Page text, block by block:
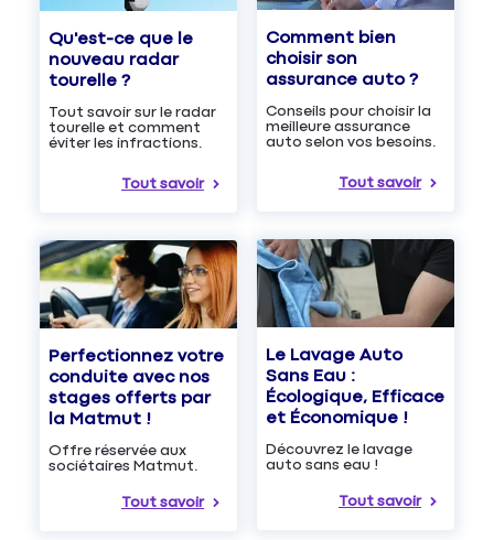
Qu'est-ce que le
nouveau radar
tourelle ?
Tout savoir sur le radar
tourelle et comment
éviter les infractions.
Tout savoir
Comment bien
choisir son
assurance auto ?
Conseils pour choisir la
meilleure assurance
auto selon vos besoins.
Tout savoir
Perfectionnez votre
conduite avec nos
stages offerts par
la Matmut !
Offre réservée aux
sociétaires Matmut.
Tout savoir
Le Lavage Auto
Sans Eau :
Écologique, Efficace
et Économique !
Découvrez le lavage
auto sans eau !
Tout savoir